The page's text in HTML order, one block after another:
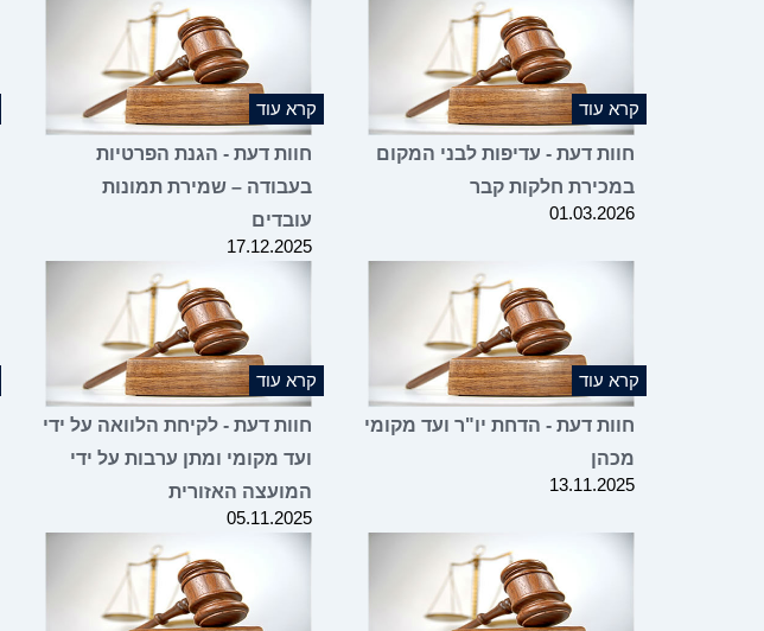
קרא עוד
חוות דעת - עדיפות לבני המקום
במכירת חלקות קבר
01.03.2026
קרא עוד
חוות דעת - הגנת הפרטיות
בעבודה – שמירת תמונות
עובדים
17.12.2025
קרא עוד
חוות דעת - הדחת יו"ר ועד מקומי
מכהן
13.11.2025
קרא עוד
חוות דעת - לקיחת הלוואה על ידי
ועד מקומי ומתן ערבות על ידי
המועצה האזורית
05.11.2025